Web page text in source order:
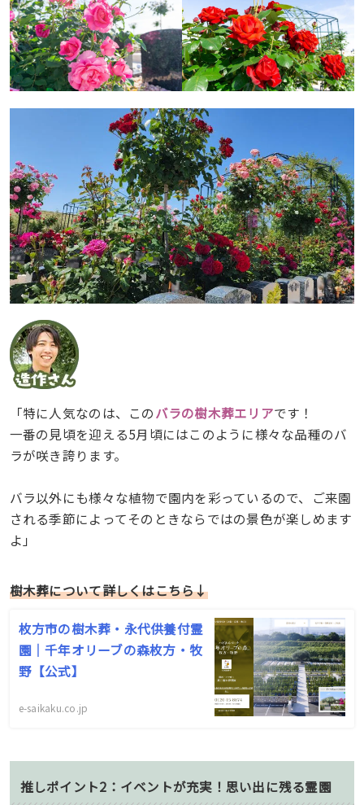
「特に人気なのは、このバラの樹木葬エリアです！
一番の見頃を迎える5月頃にはこのように様々な品種のバ
ラが咲き誇ります。
バラ以外にも様々な植物で園内を彩っているので、ご来園
される季節によってそのときならではの景色が楽しめます
よ」
樹木葬について詳しくはこちら↓
枚方市の樹木葬・永代供養付霊
園｜千年オリーブの森枚方・牧
野【公式】
e-saikaku.co.jp
推しポイント2：イベントが充実！思い出に残る霊園